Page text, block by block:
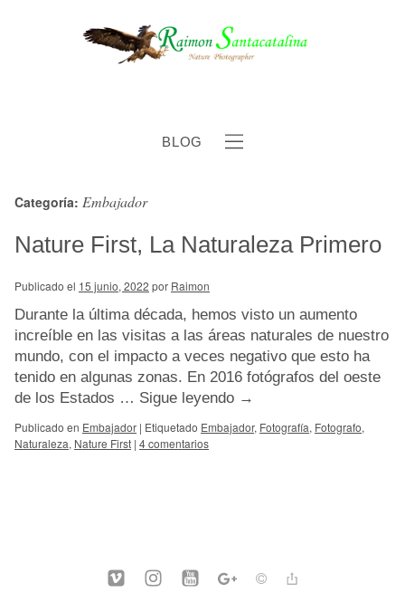
BLOG
Categoría: Embajador
Nature First, La Naturaleza Primero
Publicado el 15 junio, 2022 por Raimon
Durante la última década, hemos visto un aumento
increíble en las visitas a las áreas naturales de nuestro
mundo, con el impacto a veces negativo que esto ha
tenido en algunas zonas. En 2016 fotógrafos del oeste
de los Estados … Sigue leyendo →
Publicado en Embajador | Etiquetado Embajador, Fotografía, Fotografo,
Naturaleza, Nature First | 4 comentarios